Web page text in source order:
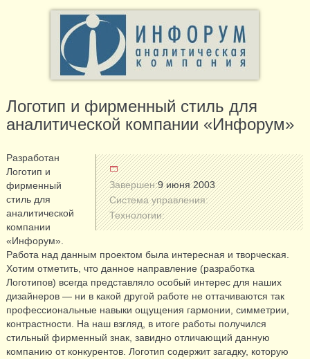
Логотип и фирменный стиль для
аналитической компании «Инфорум»
Завершен:9 июня 2003
Система управления:
Технологии:
Разработан
Логотип и
фирменный
стиль для
аналитической
компании
«Инфорум».
Работа над данным проектом была интересная и творческая.
Хотим отметить, что данное направление (разработка
Логотипов) всегда представляло особый интерес для наших
дизайнеров — ни в какой другой работе не оттачиваются так
профессиональные навыки ощущения гармонии, симметрии,
контрастности. На наш взгляд, в итоге работы получился
стильный фирменный знак, завидно отличающий данную
компанию от конкурентов. Логотип содержит загадку, которую